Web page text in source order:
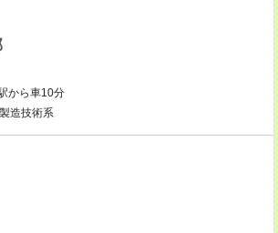
から車10分
造技術系